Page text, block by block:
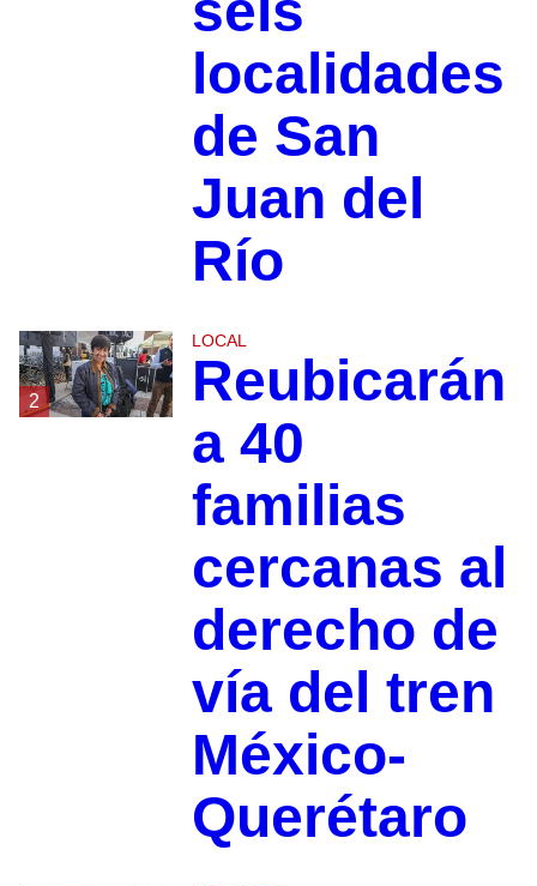
localidades
de San
Juan del
Río
2
LOCAL
Reubicarán
a 40
familias
cercanas al
derecho de
vía del tren
México-
Querétaro